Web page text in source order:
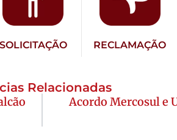
SOLICITAÇÃO RECLAMAÇÃO
Relacionadas
Acordo Mercosul e